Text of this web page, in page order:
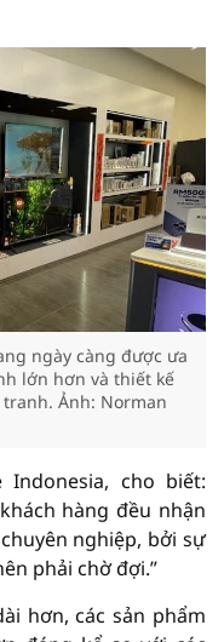
ngày càng được ưa
lớn hơn và thiết kế
Ảnh: Norman
Indonesia, cho biết:
hàng đều nhận
nghiệp, bởi sự
phải chờ đợi.”
hơn, các sản phẩm